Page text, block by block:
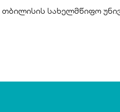
სახელმწიფო